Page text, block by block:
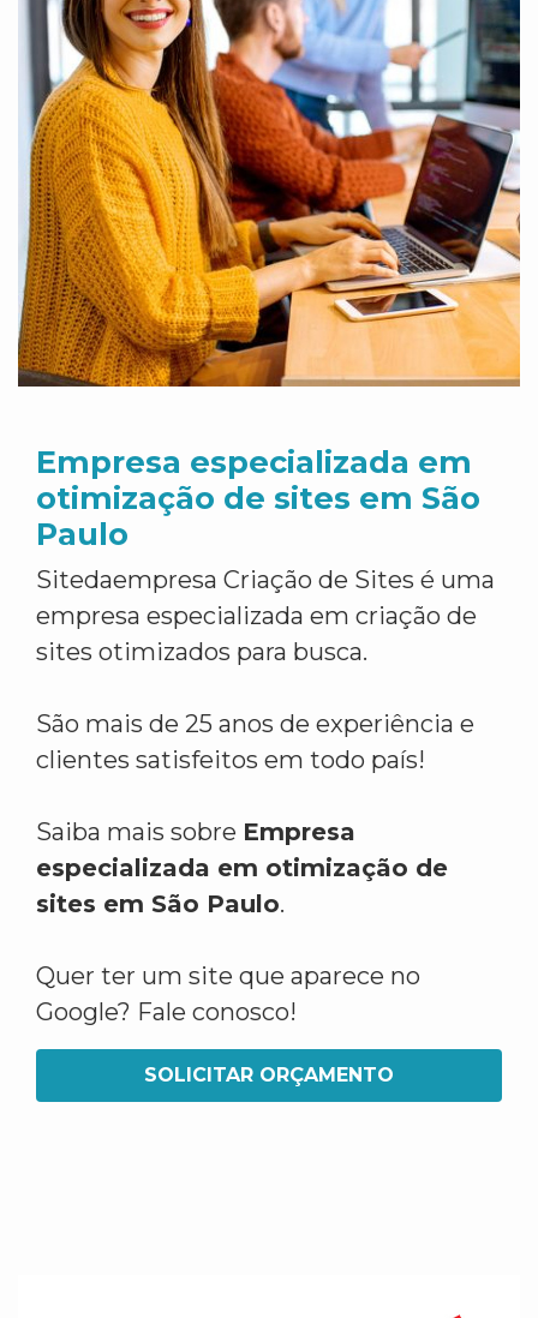
Empresa especializada em
otimização de sites em São
Paulo
Sitedaempresa Criação de Sites é uma
empresa especializada em criação de
sites otimizados para busca.
São mais de 25 anos de experiência e
clientes satisfeitos em todo país!
Saiba mais sobre Empresa
especializada em otimização de
sites em São Paulo.
Quer ter um site que aparece no
Google? Fale conosco!
SOLICITAR ORÇAMENTO